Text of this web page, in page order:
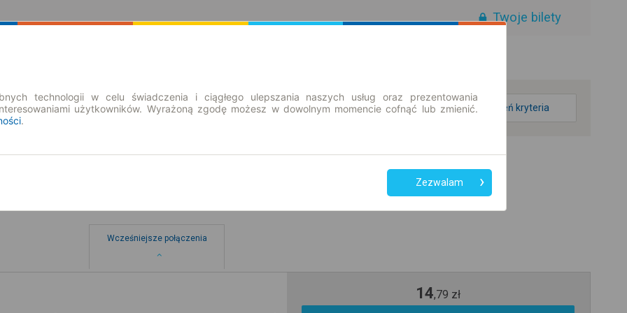
Twoje bilety
zmień kryteria
Wcześniejsze połączenia
14,79 zł
technologii w celu świadczenia i ciągłego ulepszania naszych usług oraz prezentowania
użytkowników. Wyrażoną zgodę możesz w dowolnym momencie cofnąć lub zmienić.
.
Zezwalam